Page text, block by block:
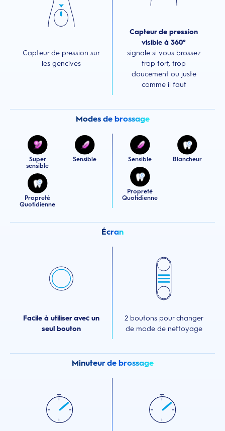
Capteur de pression sur
les gencives
Capteur de pression
visible à 360°
signale si vous brossez
trop fort, trop
doucement ou juste
comme il faut
Modes de brossage
Super
sensible
Sensible
Propreté
Quotidienne
Sensible Blancheur
Propreté
Quotidienne
Écran
Facile à utiliser avec un
seul bouton
2 boutons pour changer
de mode de nettoyage
Minuteur de brossage